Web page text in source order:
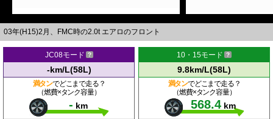
03年(H15)2月、FMC時の2.0t エアロのフロント
JC08モード
-km/L(58L)
満タンでどこまで走る？
（燃費×タンク容量）
- km
10・15モード
9.8km/L(58L)
満タンでどこまで走る？
（燃費×タンク容量）
568.4 km